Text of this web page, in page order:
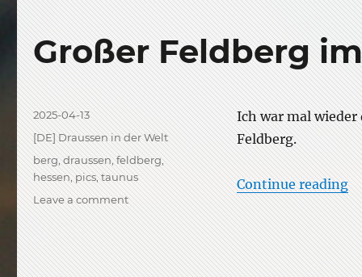
Großer Feldberg
Ich war mal
Feldberg.
Continue reading
Posted
on
2025-04-13
Categories
[DE] Draussen in der Welt
Tags
berg,draussen,feldberg,
hessen, pics, taunus
Leave a commenton
April